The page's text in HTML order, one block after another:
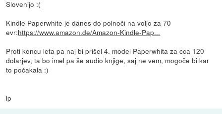
Slovenijo :(
Kindle Paperwhite je danes do polnoči na voljo za 70
evr:https://www.amazon.de/Amazon-Kindle-Pap...
Proti koncu leta pa naj bi prišel 4. model Paperwhita za cca 120
dolarjev, ta bo imel pa še audio knjige, saj ne vem, mogoče bi kar
to počakala :)
lp